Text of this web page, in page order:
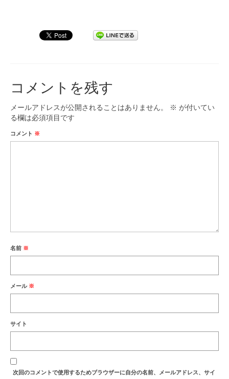
コメントを残す
メールアドレスが公開されることはありません。 ※ が付いてい
る欄は必須項目です
コメント ※
名前 ※
メール ※
サイト
次回のコメントで使用するためブラウザーに自分の名前、メールアドレス、サイ